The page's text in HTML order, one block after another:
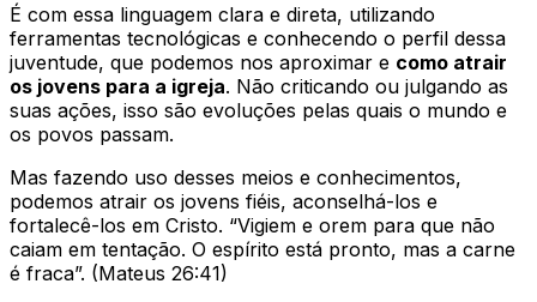
É com essa linguagem clara e direta, utilizando
ferramentas tecnológicas e conhecendo o perfil dessa
juventude, que podemos nos aproximar e como atrair
os jovens para a igreja. Não criticando ou julgando as
suas ações, isso são evoluções pelas quais o mundo e
os povos passam.
Mas fazendo uso desses meios e conhecimentos,
podemos atrair os jovens fiéis, aconselhá-los e
fortalecê-los em Cristo. “Vigiem e orem para que não
caiam em tentação. O espírito está pronto, mas a carne
é fraca”. (Mateus 26:41)